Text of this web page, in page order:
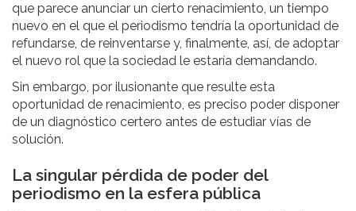
que parece anunciar un cierto renacimiento, un tiempo
nuevo en el que el periodismo tendría la oportunidad de
refundarse, de reinventarse y, finalmente, así, de adoptar
el nuevo rol que la sociedad le estaría demandando.
Sin embargo, por ilusionante que resulte esta
oportunidad de renacimiento, es preciso poder disponer
de un diagnóstico certero antes de estudiar vías de
solución.
La singular pérdida de poder del
periodismo en la esfera pública